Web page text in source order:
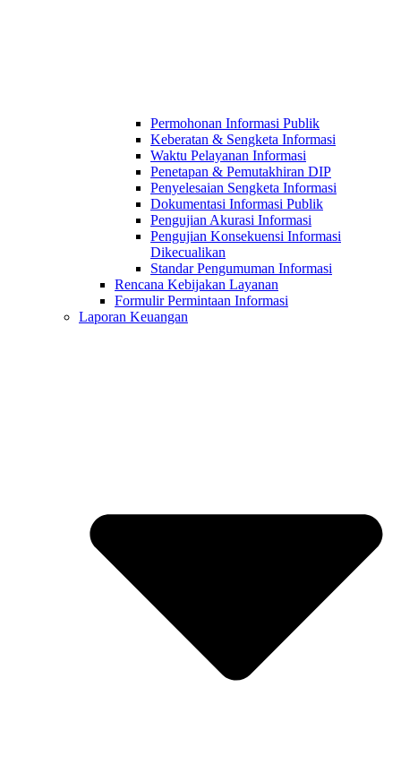
Permohonan Informasi Publik
Keberatan & Sengketa Informasi
Waktu Pelayanan Informasi
Penetapan & Pemutakhiran DIP
Penyelesaian Sengketa Informasi
Dokumentasi Informasi Publik
Pengujian Akurasi Informasi
Pengujian Konsekuensi Informasi
Dikecualikan
Standar Pengumuman Informasi
Rencana Kebijakan Layanan
Formulir Permintaan Informasi
Laporan Keuangan